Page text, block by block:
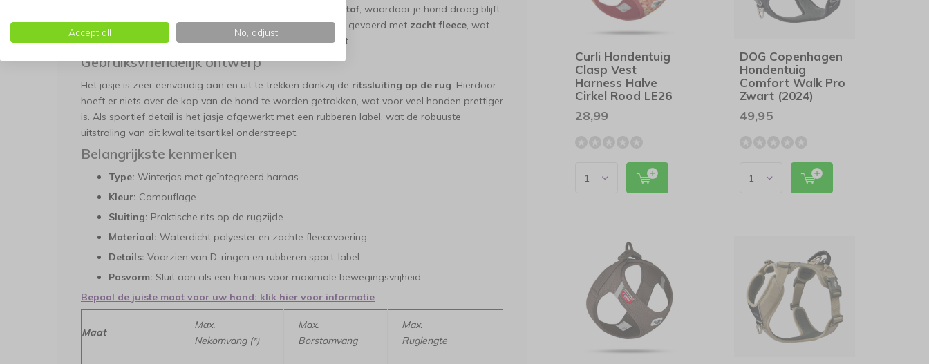
waterdichte polyester stof, waardoor je hond droog blijft
tijdens regen of sneeuwval. Aan de binnenzijde is het jasje gevoerd met zacht fleece, wat
zorgt voor uitstekende isolatie en een hoog draagcomfort.
Gebruiksvriendelijk ontwerp
Het jasje is zeer eenvoudig aan en uit te trekken dankzij de ritssluiting op de rug. Hierdoor
hoeft er niets over de kop van de hond te worden getrokken, wat voor veel honden prettiger
is. Als sportief detail is het jasje afgewerkt met een rubberen label, wat de robuuste
uitstraling van dit kwaliteitsartikel onderstreept.
Belangrijkste kenmerken
Type: Winterjas met geïntegreerd harnas
Kleur: Camouflage
Sluiting: Praktische rits op de rugzijde
Materiaal: Waterdicht polyester en zachte fleecevoering
Details: Voorzien van D-ringen en rubberen sport-label
Pasvorm: Sluit aan als een harnas voor maximale bewegingsvrijheid
Bepaal de juiste maat voor uw hond: klik hier voor informatie
Maat
Max.
Nekomvang (*)
Max.
Borstomvang
Max.
Ruglengte
Curli Hondentuig
Clasp Vest
Harness Halve
Cirkel Rood LE26
28,99
DOG Copenhagen
Hondentuig
Comfort Walk Pro
Zwart (2024)
49,95
Accept all No, adjust